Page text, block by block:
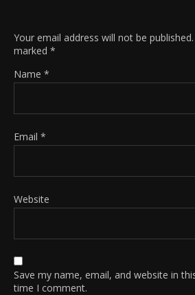
Your email address will not be published.
marked *
Name *
Email *
Website
Save my name, email, and website in
time I comment.